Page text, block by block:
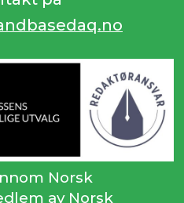
Norsk
av Norsk